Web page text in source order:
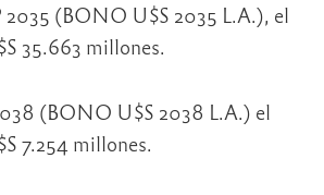
2035 (BONO U$S 2035 L.A.), el
35.663 millones.
(BONO U$S 2038 L.A.) el
7.254 millones.